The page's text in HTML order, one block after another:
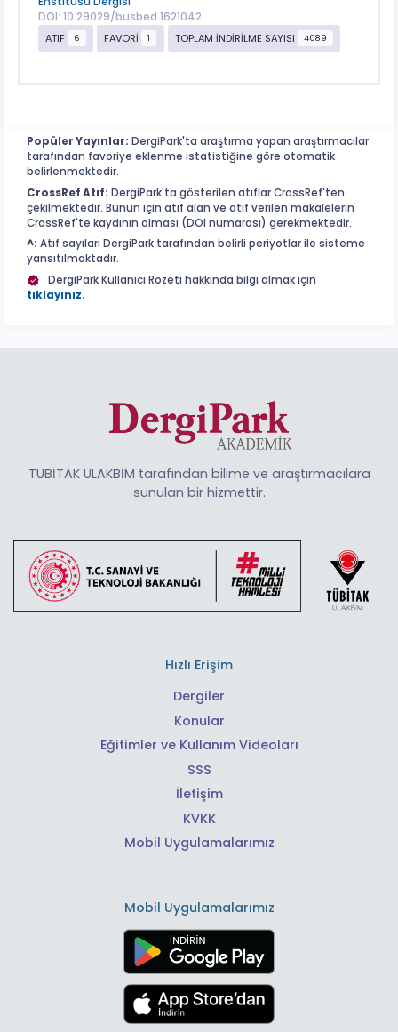
DOI: 10.29029/busbed.1621042
ATIF
6 FAVORİ 1 TOPLAM İNDİRİLME SAYISI 4089
Popüler Yayınlar: DergiPark'ta araştırma yapan araştırmacılar
tarafından favoriye eklenme istatistiğine göre otomatik
belirlenmektedir.
CrossRef Atıf: DergiPark'ta gösterilen atıflar CrossRef'ten
çekilmektedir. Bunun için atıf alan ve atıf verilen makalelerin
CrossRef'te kaydının olması (DOI numarası) gerekmektedir.
^: Atıf sayıları DergiPark tarafından belirli periyotlar ile sisteme
yansıtılmaktadır.
: DergiPark Kullanıcı Rozeti hakkında bilgi almak için
tıklayınız.
TÜBİTAK ULAKBİM tarafından bilime ve araştırmacılara
sunulan bir hizmettir.
Hızlı Erişim
Dergiler
Konular
Eğitimler ve Kullanım Videoları
SSS
İletişim
KVKK
Mobil Uygulamalarımız
Mobil Uygulamalarımız